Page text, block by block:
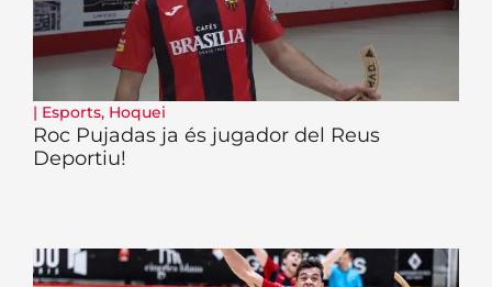
| Esports, Hoquei
Roc Pujadas ja és jugador del Reus
Deportiu!